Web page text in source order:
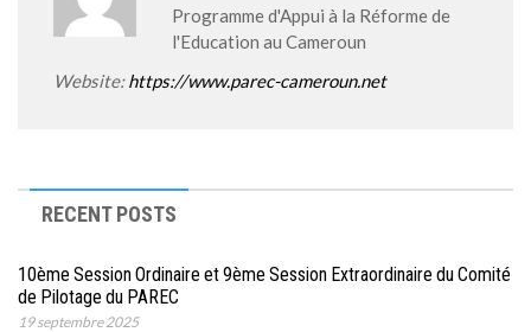
Programme d'Appui à la Réforme de
l'Education au Cameroun
Website:https://www.parec-cameroun.net
RECENT POSTS
10ème Session Ordinaire et 9ème Session Extraordinaire du Comité
de Pilotage du PAREC
19 septembre 2025